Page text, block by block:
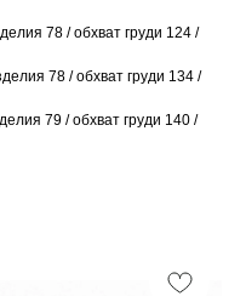
78 / обхват груди 124 /
78 / обхват груди 134 /
79 / обхват груди 140 /